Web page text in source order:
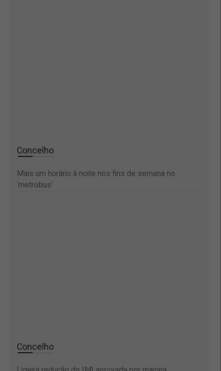
Concelho
Mais um horário à noite nos fins de semana no
‘metrobus’
Concelho